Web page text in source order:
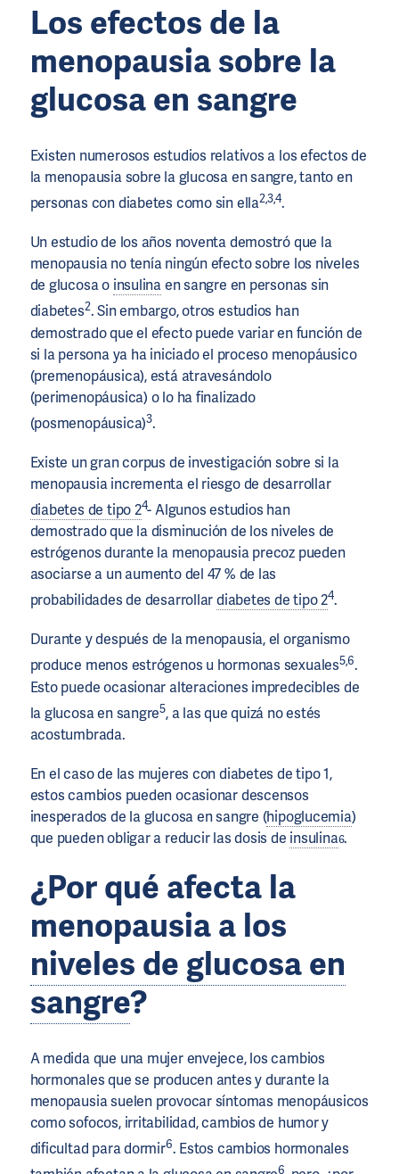
Los efectos de la
menopausia sobre la
glucosa en sangre
Existen numerosos estudios relativos a los efectos de
la menopausia sobre la glucosa en sangre, tanto en
personas con diabetes como sin ella2,3,4.
Un estudio de los años noventa demostró que la
menopausia no tenía ningún efecto sobre los niveles
de glucosa o insulinaen sangre en personas sin
diabetes2. Sin embargo, otros estudios han
demostrado que el efecto puede variar en función de
si la persona ya ha iniciado el proceso menopáusico
(premenopáusica), está atravesándolo
(perimenopáusica) o lo ha finalizado
(posmenopáusica)3.
Existe un gran corpus de investigación sobre si la
menopausia incrementa el riesgo de desarrollar
diabetes de tipo 24- Algunos estudios han
demostrado que la disminución de los niveles de
estrógenos durante la menopausia precoz pueden
asociarse a un aumento del 47 % de las
probabilidades de desarrollardiabetes de tipo 24.
Durante y después de la menopausia, el organismo
produce menos estrógenos u hormonas sexuales5,6.
Esto puede ocasionar alteraciones impredecibles de
la glucosa en sangre5, a las que quizá no estés
acostumbrada.
En el caso de las mujeres con diabetes de tipo 1,
estos cambios pueden ocasionar descensos
inesperados de la glucosa en sangre (hipoglucemia)
que pueden obligar a reducir las dosis de insulina6.
¿Por qué afecta la
menopausia a los
niveles de glucosa en
sangre?
A medida que una mujer envejece, los cambios
hormonales que se producen antes y durante la
menopausia suelen provocar síntomas menopáusicos
como sofocos, irritabilidad, cambios de humor y
dificultad para dormir6. Estos cambios hormonales
6